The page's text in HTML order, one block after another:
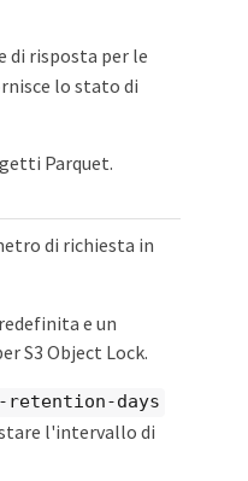
risposta per le
lo stato di
Parquet.
di richiesta in
e un
S3 Object Lock.
days
l'intervallo di